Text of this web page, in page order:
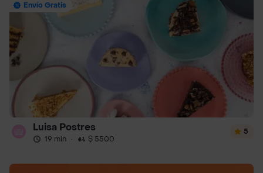
Envío Gratis
Luisa Postres
19 min · $ 5500
5